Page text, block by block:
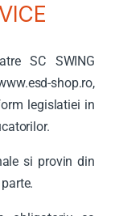
SC SWING
shop.ro,
legislatiei in
si provin din